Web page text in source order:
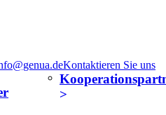
Kontaktieren Sie uns